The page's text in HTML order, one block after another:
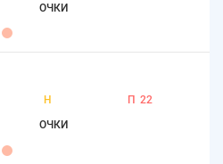
ОЧКИ
Н П 22
ОЧКИ